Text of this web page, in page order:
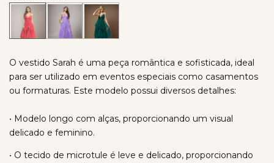
O vestido Sarah é uma peça romântica e sofisticada, ideal
para ser utilizado em eventos especiais como casamentos
ou formaturas. Este modelo possui diversos detalhes:
• Modelo longo com alças, proporcionando um visual
delicado e feminino.
• O tecido de microtule é leve e delicado, proporcionando